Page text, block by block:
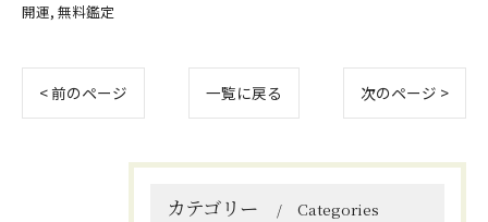
開運 無料鑑定
< 前のページ 一覧に戻る 次のページ >
カテゴリー Categories